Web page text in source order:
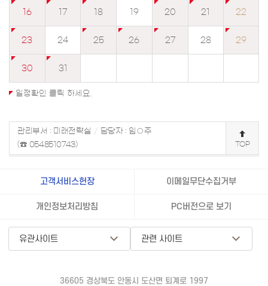
16 17 18 19 20 21 22
23 24 25 26 27 28 29
30 31
일정확인 클릭 하세요.
관리부서 : 미래전략실 / 담당자 : 임○주
(☎ 0548510743)
TOP
고객서비스헌장 이메일무단수집거부
개인정보처리방침 PC버전으로 보기
유관사이트 관련 사이트
36605 경상북도 안동시 도산면 퇴계로 1997